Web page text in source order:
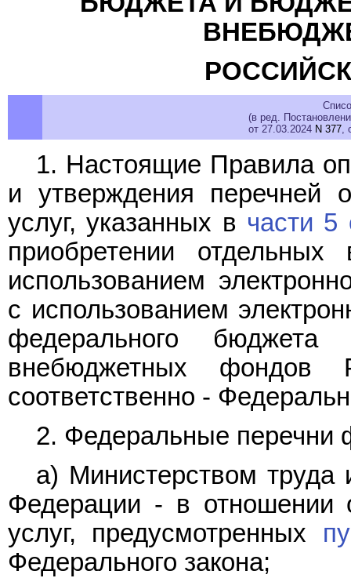
(в ред.
от 27.03.2024 N 377,
1. Настоящие Правила
и утверждения перечней
услуг, указанных в части 5
приобретении
использованием
с использованием
федерального бюджета
внебюджетных фондов
соответственно -
2. Федеральные перечни
а) Министерством труда
Федерации - в отношении
услуг, предусмотренных
Федерального закона;